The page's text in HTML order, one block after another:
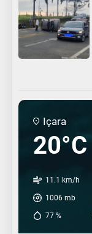
Içara
20°C
11.1 km/h
1006 mb
77 %